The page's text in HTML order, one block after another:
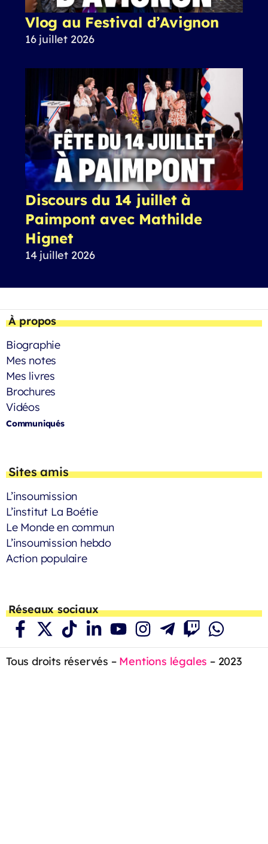
Vlog au Festival d’Avignon
16 juillet 2026
Discours du 14 juillet à
Paimpont avec Mathilde
Hignet
14 juillet 2026
À propos
Biographie
Mes notes
Mes livres
Brochures
Vidéos
Communiqués
Sites amis
L’insoumission
L’institut La Boétie
Le Monde en commun
L’insoumission hebdo
Action populaire
Réseaux sociaux
Tous droits réservés – Mentions légales – 2023